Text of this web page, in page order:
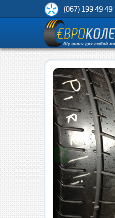
(067) 199 49 49